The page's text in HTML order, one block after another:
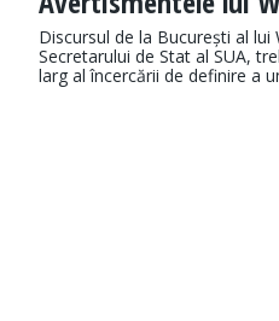
Discursul de la București al
Secretarului de Stat al SUA,
larg al încercării de definire a